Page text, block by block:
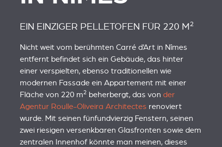
EIN EINZIGER PELLETOFEN FÜR 220 M 2
Nicht weit vom berühmten Carré d'Art in Nîmes
entfernt befindet sich ein Gebäude, das hinter
einer verspielten, ebenso traditionellen wie
modernen Fassade ein Appartement mit einer
Fläche von 220 m2 beherbergt, das von der
Agentur Roulle-Oliveira Architectes renoviert
wurde. Mit seinen fünfundvierzig Fenstern, seinen
zwei riesigen versenkbaren Glasfronten sowie dem
zentralen Innenhof könnte man meinen, dieses